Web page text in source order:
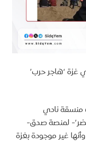
غزة ‘هاجر حرب’
منسقة نادي
لمنصة صدق-
غير موجودة بغزة